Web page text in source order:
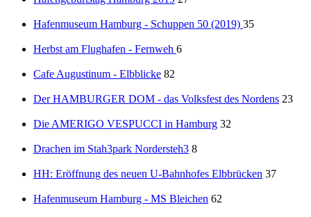
Hafenmuseum Hamburg - Schuppen 50 (2019) 35
Herbst am Flughafen - Fernweh 6
Cafe Augustinum - Elbblicke 82
Der HAMBURGER DOM - das Volksfest des Nordens 23
Die AMERIGO VESPUCCI in Hamburg 32
Drachen im Stah3park Nordersteh3 8
HH: Eröffnung des neuen U-Bahnhofes Elbbrücken 37
Hafenmuseum Hamburg - MS Bleichen 62